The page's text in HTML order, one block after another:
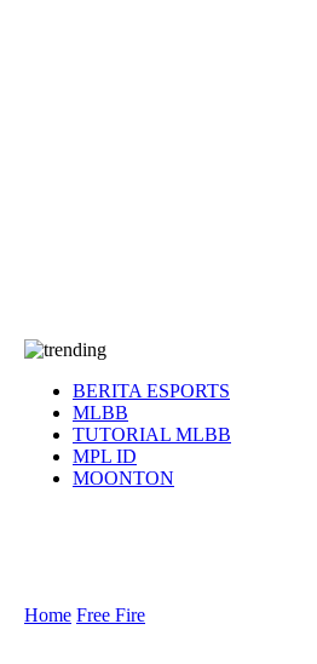
BERITA ESPORTS
MLBB
TUTORIAL MLBB
MPL ID
MOONTON
Home Free Fire